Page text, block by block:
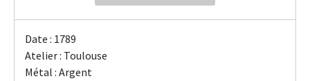
Date : 1789
Atelier : Toulouse
Métal : Argent